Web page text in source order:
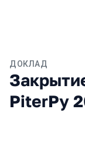
ДОКЛАД
PiterPy